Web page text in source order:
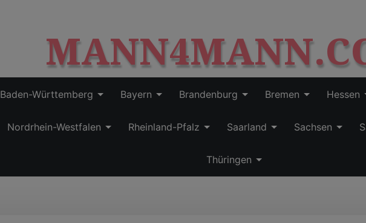
p
t
o
c
n
n
Baden-Württemberg Bayern Brandenburg Bremen Hessen
Nordrhein-Westfalen Rheinland-Pfalz Saarland Sachsen
Thüringen